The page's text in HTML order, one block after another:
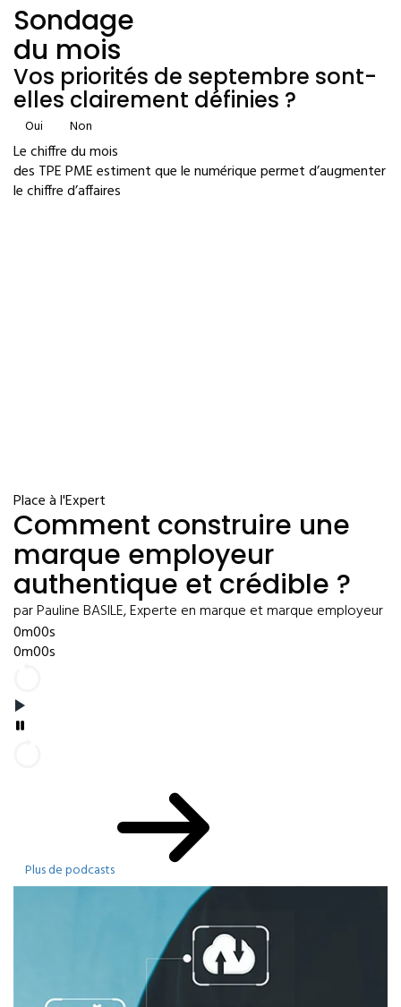
Sondage
du mois
Vos priorités de septembre sont-
elles clairement définies ?
Oui Non
Le chiffre du mois
des TPE PME estiment que le numérique permet d’augmenter
le chiffre d’affaires
Place à l'Expert
Comment construire une
marque employeur
authentique et crédible ?
par Pauline BASILE, Experte en marque et marque employeur
0m00s
0m00s
Plus de podcasts